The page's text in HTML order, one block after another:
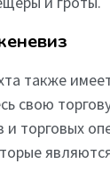
также
свою
и торговых